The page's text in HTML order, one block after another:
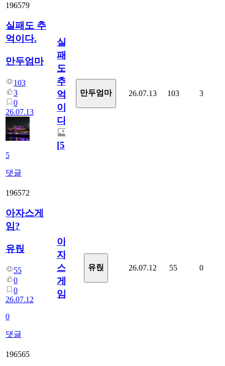
196579
실패도 추
억이다.
만두엄마
103
3
0
26.07.13
5
댓글
실
패
도
추
억
이
다.
[5]
만두엄마 26.07.13 103 3
196572
아자스게
임?
유릱
55
0
0
26.07.12
0
댓글
아
자
스
게
임?
유릱 26.07.12 55 0
196565